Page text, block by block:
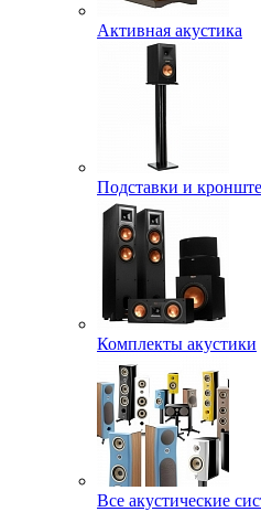
Активная акустика
Подставки и
Комплекты акустики
Все акустические